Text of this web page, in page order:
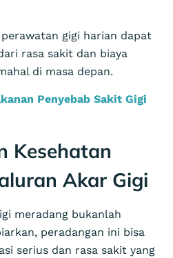
gigi harian dapat
rasa sakit dan biaya
di masa depan.
Penyebab Sakit Gigi
Kesehatan
Akar Gigi
meradang bukanlah
peradangan ini bisa
serius dan rasa sakit yang